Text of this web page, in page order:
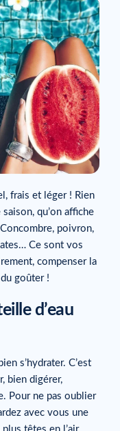
frais et léger ! Rien
qu’on affiche
poivron,
Ce sont vos
compenser la
goûter !
d’eau
s’hydrater. C’est
bien digérer,
Pour ne pas oublier
avec vous une